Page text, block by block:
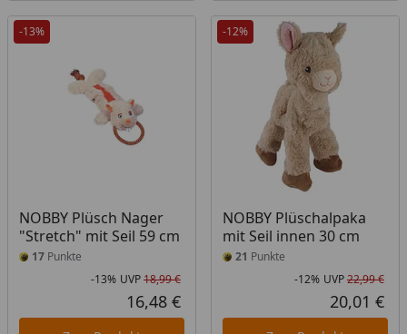
-13%
NOBBY Plüsch Nager
"Stretch" mit Seil 59 cm
17 Punkte
Rabatt in Prozent
-13%
Ursprünglicher Preis
UVP18,99 €
Aktueller Preis
16,48 €
-12%
NOBBY Plüschalpaka
mit Seil innen 30 cm
21 Punkte
-12% UVP22,99 €
20,01 €